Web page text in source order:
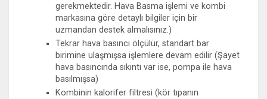
gerekmektedir. Hava Basma işlemi ve kombi
markasına göre detaylı bilgiler için bir
uzmandan destek almalısınız.)
Tekrar hava basıncı ölçülür, standart bar
birimine ulaşmışsa işlemlere devam edilir (Şayet
hava basıncında sıkıntı var ise, pompa ile hava
basılmışsa)
Kombinin kalorifer filtresi (kör tıpanın